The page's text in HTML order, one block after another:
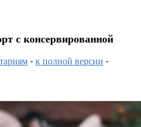
с консервированной
-к полной версии -